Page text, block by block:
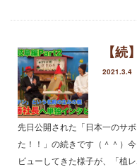
【
2021.3.4
先日公開された「日本一のサ
た！！」の続きです（＾＾）
ビューしてきた様子が、「植
2023年5月
2022年12月
2022年11月
2022年9月
2022年6月
2022年5月
2022年4月
2022年1月